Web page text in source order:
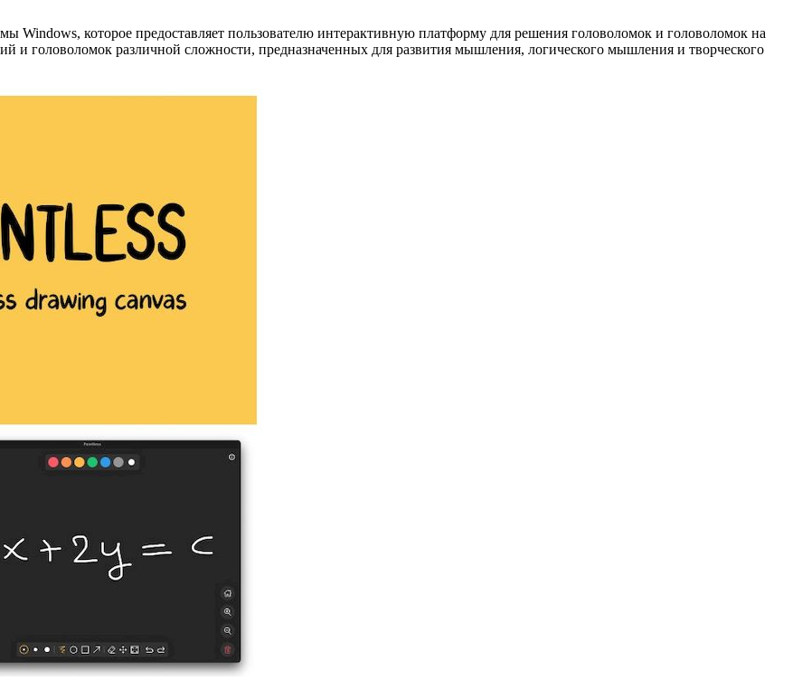
Windows, которое предоставляет пользователю интерактивную платформу для решения головоломок и головоломок на
и головоломок различной сложности, предназначенных для развития мышления, логического мышления и творческого